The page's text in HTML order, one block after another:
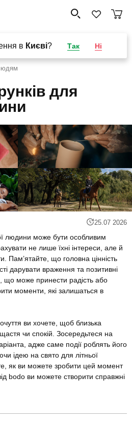
в Києві? Так Ні
для
25.07 2026
людини може бути особливим
не лише їхні інтереси, але й
Пам’ятайте, що головна цінність
дарувати враження та позитивні
що може принести радість або
моменти, які залишаться в
ви хочете, щоб близька
чи спокій. Зосередьтеся на
адже саме події роблять його
ідею на свято для літньої
як ви можете зробити цей момент
bodo ви можете створити справжні